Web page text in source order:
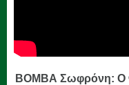
ΒΟΜΒΑ Σωφρόνη: Ο